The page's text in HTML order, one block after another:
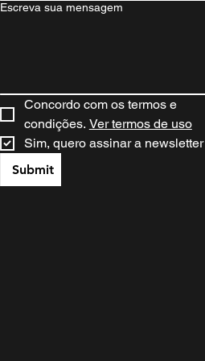
Escreva sua mensagem
Concordo com os termos e
condições. Ver termos de uso
Sim, quero assinar a newsletter
Submit